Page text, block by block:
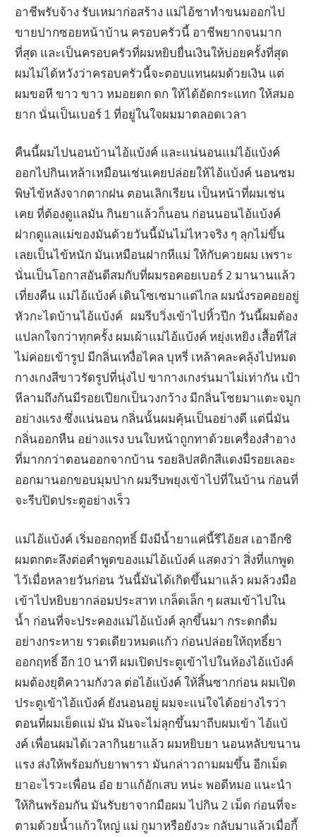
อาชีพรับจ้าง รับเหมาก่อสร้าง แม่ไอ้ชาทำขนมออกไป
ขายปากซอยหน้าบ้าน ครอบครัวนี้ อาชีพยากจนมาก
ที่สุด และเป็นครอบครัวที่ผมหยิบยื่นเงินให้บ่อยครั้งที่สุด
ผมไม่ได้หวังว่าครอบครัวนี้จะตอบแทนผมด้วยเงิน แต่
ผมขอหี ขาว ขาว หมอยดก ดก ให้ได้อัดกระแทก ให้สมอ
ยาก นั่นเป็นเบอร์ 1 ที่อยู่ในใจผมมาตลอดเวลา
คืนนี้ผมไปนอนบ้านไอ้แบ้งค์ และแน่นอนแม่ไอ้แบ้งค์
ออกไปกินเหล้าเหมือนเช่นเคยปล่อยให้ไอ้แบ้งค์ นอนซม
พิษไข้หลังจากตากฝน ตอนเลิกเรียน เป็นหน้าที่ผมเช่น
เคย ที่ต้องดูแลมัน กินยาแล้วก็นอน ก่อนนอนไอ้แบ้งค์
ฝากดูแลแม่ของมันด้วยวันนี้มันไม่ไหวจริง ๆ ลุกไม่ขึ้น
เลยเป็นไข้หนัก มันเหมือนฝากหีแม่ ให้กับควยผม เพราะ
นั่นเป็นโอกาสอันดีสมกับที่ผมรอคอยเบอร์ 2 มานานแล้ว
เที่ยงคืน แม่ไอ้แบ้งค์ เดินโซเซมาแต่ไกล ผมนั่งรอคอยอยู่
หัวกะไดบ้านไอ้แบ้งค์ ผมรีบวิ่งเข้าไปหิ้วปีก วันนี้ผมต้อง
แปลกใจกว่าทุกครั้ง ผมเผ้าแม่ไอ้แบ้งค์ หยุ่งเหยิง เสื้อที่ใส่
ไม่ค่อยเข้ารูป มีกลิ่นเหงื่อไคล บุหรี่ เหล้าคละคลุ้งไปหมด
กางเกงสีขาวรัดรูปที่นุ่งไป ขากางเกงร่นมาไม่เท่ากัน เป้า
หีลามถึงก้นมีรอยเปียกเป็นวงกว้าง มีกลิ่นโชยมาแตะจมูก
อย่างแรง ซึ่งแน่นอน กลิ่นนั้นผมคุ้นเป็นอย่างดี แต่นี่มัน
กลิ่นออกหืน อย่างแรง บนใบหน้าถูกทาด้วยเครื่องสำอาง
ที่มากกว่าตอนออกจากบ้าน รอยลิปสติกสีแดงมีรอยเลอะ
ออกมานอกขอบมุมปาก ผมรีบพยุงเข้าไปที่ในบ้าน ก่อนที่
จะรีบปิดประตูอย่างเร็ว
แม่ไอ้แบ้งค์ เริ่มออกฤทธิ์ มึงมีน้ำยาแค่นี้รึไอ้ยส เอาอีกซิ
ผมตกตะลึงต่อคำพูดของแม่ไอ้แบ้งค์ แสดงว่า สิ่งที่แกพูด
ไว้เมื่อหลายวันก่อน วันนี้มันได้เกิดขึ้นมาแล้ว ผมล้วงมือ
เข้าไปหยิบยากล่อมประสาท เกล็ดเล็ก ๆ ผสมเข้าไปใน
น้ำ ก่อนที่จะประคองแม่ไอ้แบ้งค์ ลุกขึ้นมา กระดกดื่ม
อย่างกระหาย รวดเดียวหมดแก้ว ก่อนปล่อยให้ฤทธิ์ยา
ออกฤทธิ์ อีก 10 นาที ผมเปิดประตูเข้าไปในห้องไอ้แบ้งค์
ผมต้องยุติความกังวล ต่อไอ้แบ้งค์ ให้สิ้นซากก่อน ผมเปิด
ประตูเข้าไอ้แบ้งค์ ยังนอนอยู่ ผมจะแน่ใจได้อย่างไรว่า
ตอนที่ผมเย็ดแม่ มัน มันจะไม่ลุกขึ้นมาถีบผมเข้า ไอ้แบ้
งค์ เพื่อนผมได้เวลากินยาแล้ว ผมหยิบยา นอนหลับขนาน
แรง ส่งให้พร้อมกับยาพารา มันกล่าวถามผมขึ้น อีกเม็ด
ยาอะไรวะเพื่อน อ๋อ ยาแก้อักเสบ หน่ะ พอดีหมอ แนะนำ
ให้กินพร้อมกัน มันรับยาจากมือผม ไปกิน 2 เม็ด ก่อนที่จะ
ตามด้วยน้ำแก้วใหญ่ แม่ กูมาหรือยังวะ กลับมาแล้วเมื่อกี้